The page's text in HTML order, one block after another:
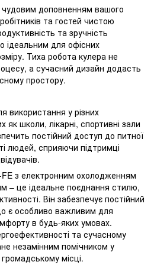
доповненням вашого
та гостей чистою
та зручність
ідеальним для офісних
Тиха робота кулера не
а сучасний дизайн додасть
простору.
використання у різних
як школи, лікарні, спортивні зали
постійний доступ до питної
людей, сприяючи підтримці
з електронним охолодженням
– це ідеальне поєднання стилю,
Він забезпечує постійний
є особливо важливим для
в будь-яких умовах.
та сучасному
незамінним помічником у
місці.